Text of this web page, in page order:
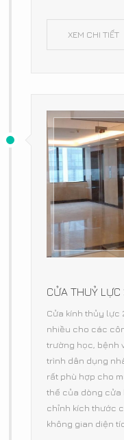
XEM CHI TIẾT
CỬA THUỶ LỰC
Cửa kính thủy lực
nhiều cho các
trường học, bệnh
trình dân dụng
rất phù hợp cho
thế của dòng cửa
chỉnh kích thước
không gian diện